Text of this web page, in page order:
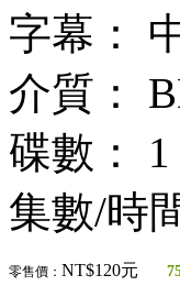
字幕：
介質：
碟數： 1
集數/時
零售價： NT$120元